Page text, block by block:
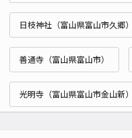
日枝神社（富山県富山市久郷）
善通寺（富山県富山市）
光明寺（富山県富山市金山新）